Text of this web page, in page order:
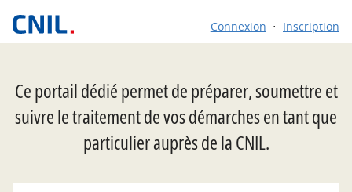
Connexion Inscription
Ce portail dédié permet de préparer, soumettre et
suivre le traitement de vos démarches en tant que
particulier auprès de la CNIL.